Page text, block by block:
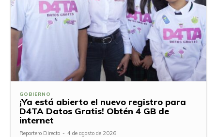
GOBIERNO
¡Ya está abierto el nuevo registro para
D4TA Datos Gratis! Obtén 4 GB de
internet
Reportero Directo - 4 de agosto de 2026